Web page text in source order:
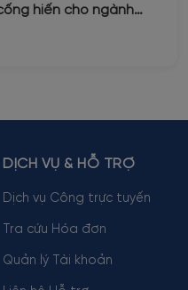
hiến cho ngành
DỊCH VỤ & HỖ TRỢ
Dịch vụ Công trực tuyến
Tra cứu Hóa đơn
Quản lý Tài khoản